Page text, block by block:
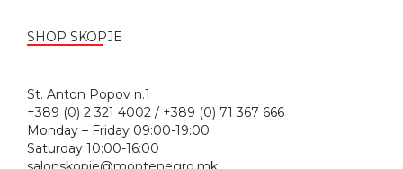
SHOP SKOPJE
St. Anton Popov n.1
+389 (0) 2 321 4002 / +389 (0) 71 367 666
Monday – Friday 09:00-19:00
Saturday 10:00-16:00